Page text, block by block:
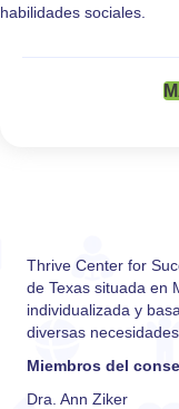
habilidades sociales.
Thrive Center for
de Texas situada en
individualizada y
diversas
Miembros del
Dra. Ann Ziker